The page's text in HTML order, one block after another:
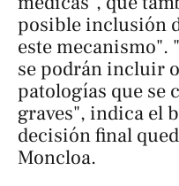
posible inclusión
este mecanismo".
se podrán incluir
patologías que se
graves", indica el
decisión final
Moncloa.